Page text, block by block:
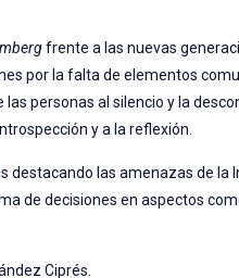
frente a las nuevas
por la falta de elementos
personas al silencio y la
y a la reflexión.
destacando las amenazas de la
de decisiones en aspectos
Ciprés.